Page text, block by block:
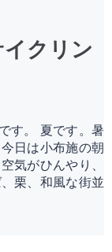
クリン
す。 夏です。暑
日は小布施の朝
気がひんやり、
栗、和風な街並